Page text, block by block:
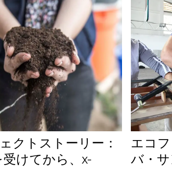
クトストーリー：
受けてから、x-
エコ
バ・